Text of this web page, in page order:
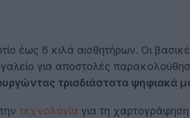
έως 6 κιλά αισθητήρων. Οι
για αποστολές
τρισδιάστατα
τεχνολογία για τη